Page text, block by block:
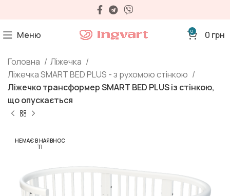
Меню 0 0 грн
Головна
Ліжечка
Ліжечка SMART BED PLUS - з рухомою стінкою
Ліжечко трансформер SMART BED PLUS із стінкою,
що опускається
НЕМАЄ В НАЯВНОС
ТІ